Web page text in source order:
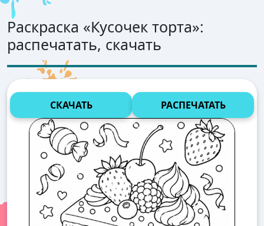
Раскраска «Кусочек торта»:
распечатать, скачать
СКАЧАТЬ РАСПЕЧАТАТЬ